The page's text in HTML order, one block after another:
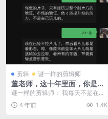
剪辑 谜一样的剪辑师
董老师，这十年里面，你是每
天都在练习剪辑吗，平时拉片
都看什么
谜一样的剪辑师： 我每天不是在练
习，我每天都在剪片子，都在做商
业项目，靠练习，练...
4 年前 1.4K